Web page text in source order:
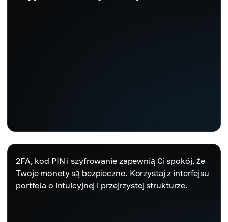
2FA, kod PIN i szyfrowanie zapewnią Ci spokój, że
Twoje monety są bezpieczne. Korzystaj z interfejsu
portfela o intuicyjnej i przejrzystej strukturze.